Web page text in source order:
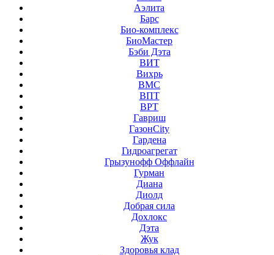
Аэлита
Барс
Био-комплекс
БиоМастер
Бэби Дэта
ВИТ
Вихрь
ВМС
ВПТ
ВРТ
Гавриш
ГазонCity
Гардена
Гидроагрегат
Грызунофф Оффлайн
Гурман
Диана
Диолд
Добрая сила
Дохлокс
Дэта
Жук
Здоровья клад